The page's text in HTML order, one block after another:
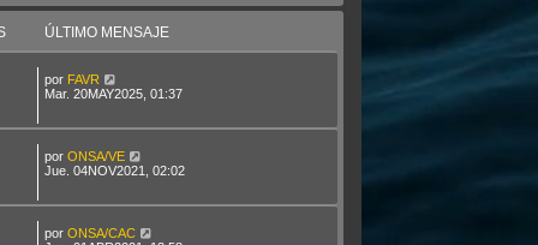
ÚLTIMO MENSAJE
por FAVR
Mar. 20MAY2025, 01:37
por ONSA/VE
Jue. 04NOV2021, 02:02
por ONSA/CAC